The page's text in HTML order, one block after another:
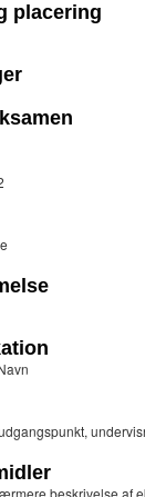
placering